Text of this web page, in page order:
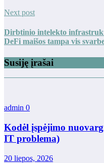
Next post
Dirbtinio intelekto
DeFi maišos tampa vis
Susiję įrašai
admin 0
Kodėl įspėjimo
IT problema)
20 liepos, 2026